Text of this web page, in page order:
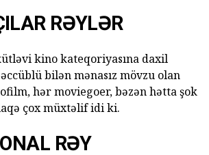
RƏYLƏR
kino kateqoriyasına daxil
bilən mənasız mövzu olan
hər moviegoer, bəzən hətta şok
çox müxtəlif idi ki.
RƏY